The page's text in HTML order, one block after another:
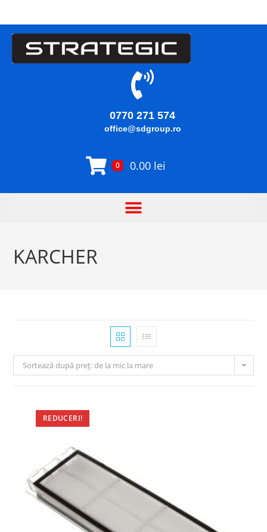
0770 271 574
office@sdgroup.ro
0 0.00 lei
KARCHER
Sortează după preț: de la mic la mare
REDUCERI!